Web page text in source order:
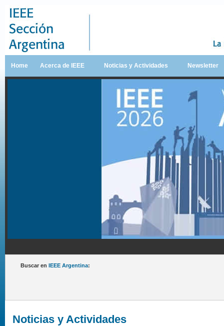
Home Acerca de IEEE Noticias y Actividades Newsletter
Buscar en IEEE Argentina:
Noticias y Actividades